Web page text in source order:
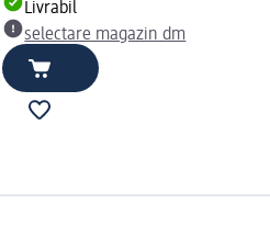
Livrabil
selectare magazin dm